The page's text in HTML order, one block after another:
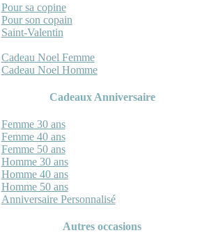
Pour sa copine
Pour son copain
Saint-Valentin
Cadeau Noel Femme
Cadeau Noel Homme
Cadeaux Anniversaire
Femme 30 ans
Femme 40 ans
Femme 50 ans
Homme 30 ans
Homme 40 ans
Homme 50 ans
Anniversaire Personnalisé
Autres occasions